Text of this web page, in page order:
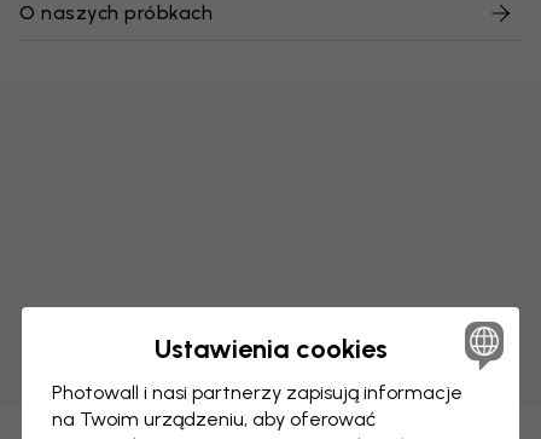
O naszych próbkach
Ustawienia cookies
Photowall i nasi partnerzy zapisują informacje
na Twoim urządzeniu, aby oferować